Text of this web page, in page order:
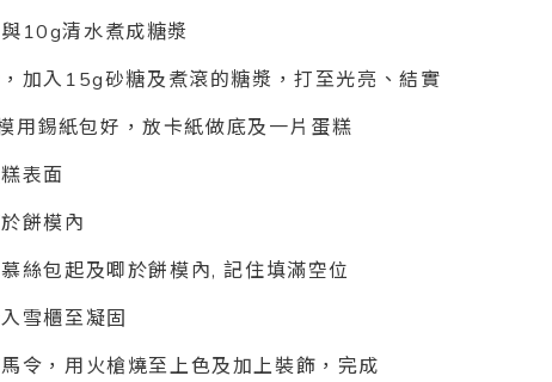
10g清水煮成糖漿
加入15g砂糖及煮滾的糖漿，打至光亮、結實
用錫紙包好，放卡紙做底及一片蛋糕
表面
餅模內
絲包起及唧於餅模內, 記住填滿空位
雪櫃至凝固
令，用火槍燒至上色及加上裝飾，完成